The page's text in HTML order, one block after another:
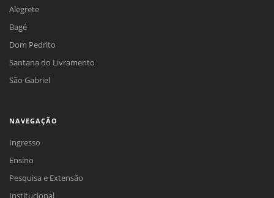
Alegrete
Bagé
Dom Pedrito
Santana do Livramento
São Gabriel
NAVEGAÇÃO
Ingresso
Ensino
Pesquisa e Extensão